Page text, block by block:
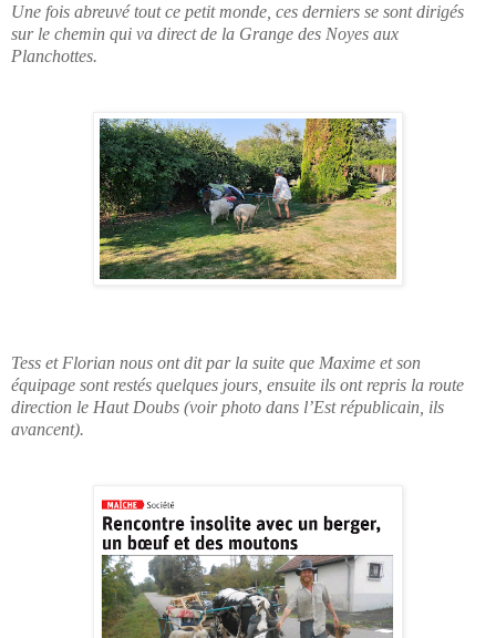
Une fois abreuvé tout ce petit monde, ces derniers se sont dirigés
sur le chemin qui va direct de la Grange des Noyes aux
Planchottes.
Tess et Florian nous ont dit par la suite que Maxime et son
équipage sont restés quelques jours, ensuite ils ont repris la route
direction le Haut Doubs (voir photo dans l’Est républicain, ils
avancent).